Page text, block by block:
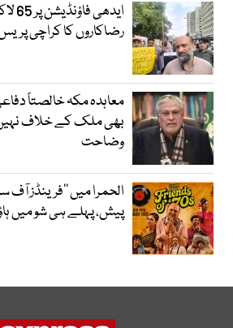
رضاکاروں کا کراچی
معاہدہ مکہ خالصتاً
بھی ملک کے خلاف
وضاحت
الحمرا میں ’’فرینڈز آف
پیش، پہلے ہی شو میں